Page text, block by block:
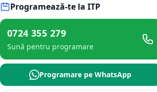
Programează-te la ITP
0724 355 279
Sună pentru programare
Programare pe WhatsApp